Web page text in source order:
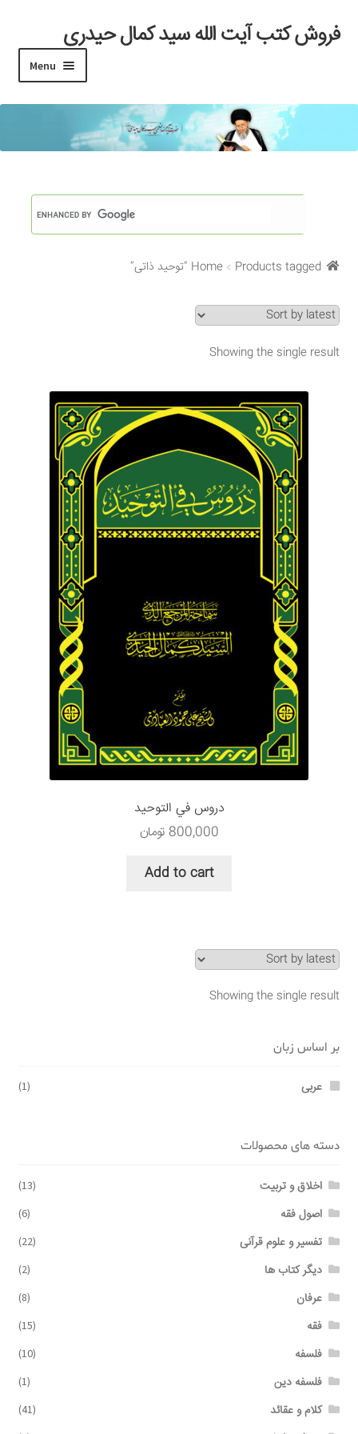
Skip
to
Skip
to
فروش کتب آیت الله سید کمال حیدری
Menu
خانه
#97 (بدون عنوان)
Checkout
My account
Search Results
Shop
برگه نمونه
برگه نمونه
تماس با ما
ثبت شکایات
حساب کاربری من
سبد خرید
قوانین و مقررات
Home Products tagged “توحید ذاتی”
Showing the single result
دروس في التوحيد
800,000 تومان
Add to cart
Showing the single result
بر اساس زبان
عربی (1)
دسته های محصولات
اخلاق و تربیت (13)
اصول فقه (6)
تفسیر و علوم قرآنی (22)
دیگر کتاب ها (2)
عرفان (8)
فقه (15)
فلسفه (10)
فلسفه دین (1)
کلام و عقائد (41)